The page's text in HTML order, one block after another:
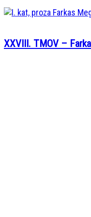
XXVIII. TMOV –